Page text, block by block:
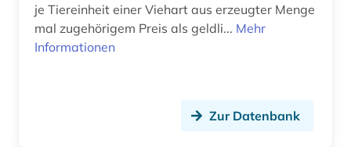
regierung (1)
region (1)
je Tiereinheit einer Viehart aus erzeugter Menge
mal zugehörigem Preis als geldli... Mehr
Informationen
Zur Datenbank